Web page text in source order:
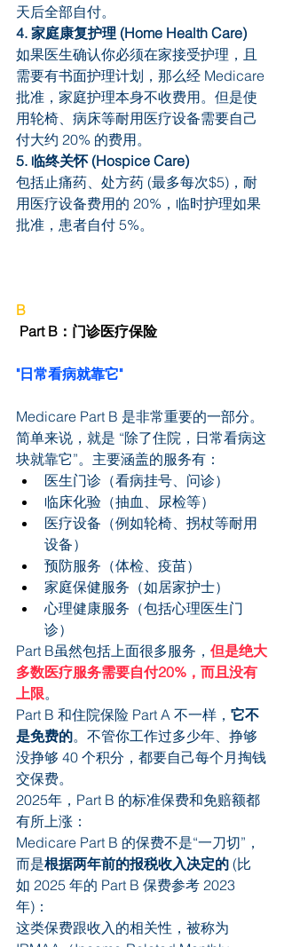
天后全部自付。
4. 家庭康复护理 (Home Health Care)
如果医生确认你必须在家接受护理，且
需要有书面护理计划，那么经 Medicare
批准，家庭护理本身不收费用。但是使
用轮椅、病床等耐用医疗设备需要自己
付大约 20% 的费用。
5. 临终关怀 (Hospice Care)
包括止痛药、处方药 (最多每次$5)，耐
用医疗设备费用的 20%，临时护理如果
批准，患者自付 5%。
B
Part B：门诊医疗保险
"日常看病就靠它"
Medicare Part B 是非常重要的一部分。
简单来说，就是 “除了住院，日常看病这
块就靠它”。主要涵盖的服务有：
医生门诊（看病挂号、问诊）
临床化验（抽血、尿检等）
医疗设备（例如轮椅、拐杖等耐用
设备）
预防服务（体检、疫苗）
家庭保健服务（如居家护士）
心理健康服务（包括心理医生门
诊）
Part B虽然包括上面很多服务， 但是绝大
多数医疗服务需要自付20%，而且没有
上限。
Part B 和住院保险 Part A 不一样， 它不
是免费的。不管你工作过多少年、挣够
没挣够 40 个积分，都要自己每个月掏钱
交保费。
2025年，Part B 的标准保费和免赔额都
有所上涨：
Medicare Part B 的保费不是“一刀切”，
而是根据两年前的报税收入决定的 (比
如 2025 年的 Part B 保费参考 2023
年)：
这类保费跟收入的相关性，被称为